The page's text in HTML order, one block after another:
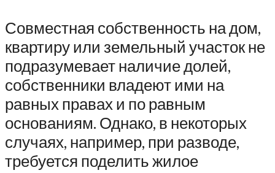
Совместная собственность на дом,
квартиру или земельный участок не
подразумевает наличие долей,
собственники владеют ими на
равных правах и по равным
основаниям. Однако, в некоторых
случаях, например, при разводе,
требуется поделить жилое